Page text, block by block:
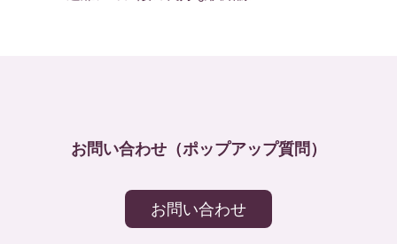
お問い合わせ（ポップアップ質問）
お問い合わせ